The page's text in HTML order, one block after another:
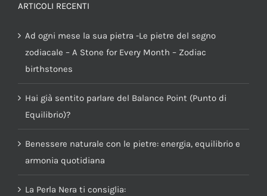
ARTICOLI RECENTI
Ad ogni mese la sua pietra -Le pietre del segno
zodiacale – A Stone for Every Month – Zodiac
birthstones
Hai già sentito parlare del Balance Point (Punto di
Equilibrio)?
Benessere naturale con le pietre: energia, equilibrio e
armonia quotidiana
La Perla Nera ti consiglia: